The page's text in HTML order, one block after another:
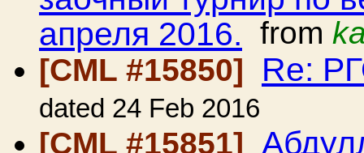
апреля 2016. from
[CML #15850]
Re:
dated 24 Feb 2016
[CML #15851]